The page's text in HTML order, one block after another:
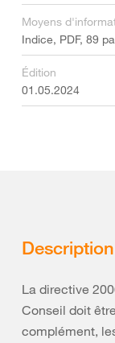
Moyens
Indice, PDF, 89
Édition
01.05.2024
Description
La directive
Conseil doit
complément,